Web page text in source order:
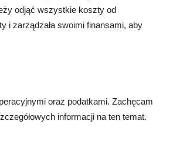
odjąć wszystkie koszty od
i zarządzała swoimi finansami, aby
oraz podatkami. Zachęcam
informacji na ten temat.